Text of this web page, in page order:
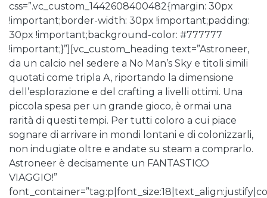
css=”.vc_custom_1442608400482{margin: 30px
!important;border-width: 30px !important;padding:
30px !important;background-color: #777777
!important;}”][vc_custom_heading text=”Astroneer,
da un calcio nel sedere a No Man’s Sky e titoli simili
quotati come tripla A, riportando la dimensione
dell’esplorazione e del crafting a livelli ottimi. Una
piccola spesa per un grande gioco, è ormai una
rarità di questi tempi. Per tutti coloro a cui piace
sognare di arrivare in mondi lontani e di colonizzarli,
non indugiate oltre e andate su steam a comprarlo.
Astroneer è decisamente un FANTASTICO
VIAGGIO!”